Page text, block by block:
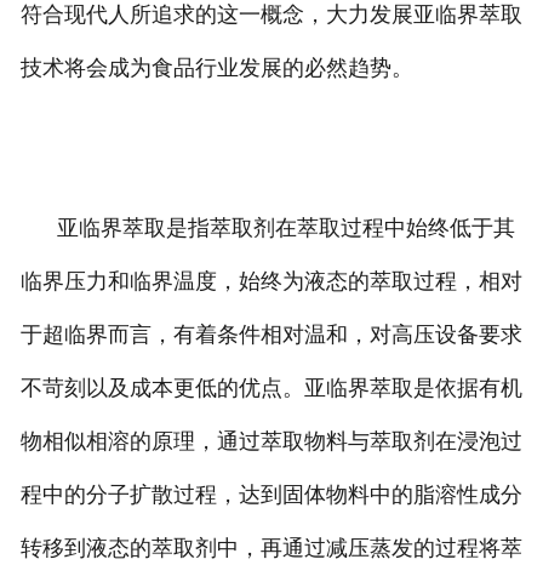
符合现代人所追求的这一概念，大力发展亚临界萃取
技术将会成为食品行业发展的必然趋势。
亚临界萃取是指萃取剂在萃取过程中始终低于其
临界压力和临界温度，始终为液态的萃取过程，相对
于超临界而言，有着条件相对温和，对高压设备要求
不苛刻以及成本更低的优点。亚临界萃取是依据有机
物相似相溶的原理，通过萃取物料与萃取剂在浸泡过
程中的分子扩散过程，达到固体物料中的脂溶性成分
转移到液态的萃取剂中，再通过减压蒸发的过程将萃